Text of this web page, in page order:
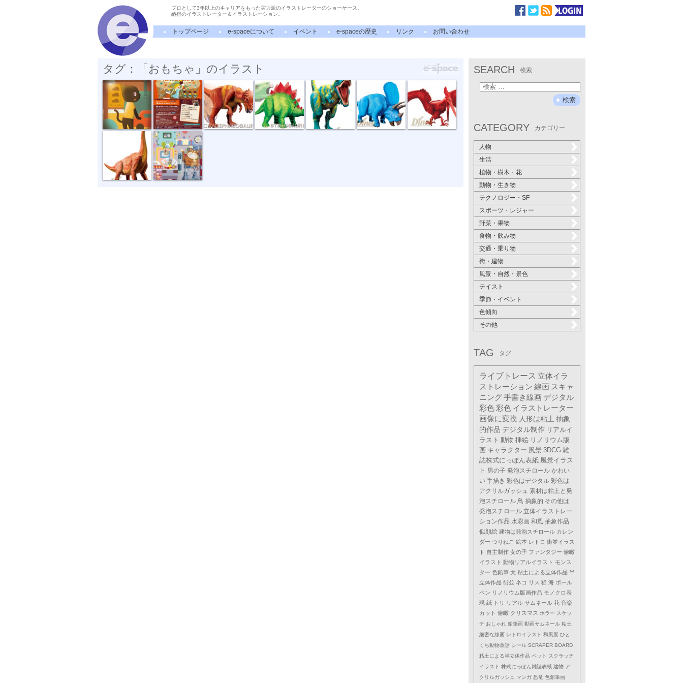
プロとして3年以上のキャリアをもった実力派のイラストレーターのショーケース。
納得のイラストレーター＆イラストレーション。
トップページ e-spaceについて イベント e-spaceの歴史 リンク お問い合わせ
タグ：「おもちゃ」のイラスト
ぼくのへや ... ニューイヤー... BANDAI ワイ... BANDAI ワイ... BANDAI ワイ...
BANDAI ワイ... おもちゃ工場
SEARCH 検索
CATEGORY カテゴリー
人物
生活
植物・樹木・花
動物・生き物
テクノロジー・SF
スポーツ・レジャー
野菜・果物
食物・飲み物
交通・乗り物
街・建物
風景・自然・景色
テイスト
季節・イベント
色傾向
その他
TAG タグ
ライブトレース 立体イラ
ストレーション 線画 スキャ
ニング手書き線画 デジタル
彩色彩色 イラストレーター
画像に変換 人形は粘土 抽象
的作品 デジタル制作 リアルイ
ラスト 動物 挿絵 リノリウム版
画 キャラクター 風景 3DCG 雑
誌株式にっぽん表紙 風景イラス
ト 男の子 発泡スチロール かわい
い 手描き 彩色はデジタル 彩色は
アクリルガッシュ 素材は粘土と発
泡スチロール 鳥 抽象的 その他は
発泡スチロール 立体イラストレー
ション作品 水彩画 和風 抽象作品
似顔絵 建物は発泡スチロール カレン
ダー つりねこ 絵本 レトロ 街並イラス
ト 自主制作 女の子 ファンタジー 俯瞰
イラスト 動物リアルイラスト モンス
ター 色鉛筆 犬 粘土による立体作品 半
立体作品 街並 ネコ リス 猫 海 ボール
ペン リノリウム版画作品 モノクロ表
現 紙 トリ リアル サムネール 花 音楽
カット 俯瞰 クリスマス ホラー スケッ
チ おしゃれ 鉛筆画 動画サムネール 粘土
細密な線画 レトロイラスト 和風景 ひと
くち動物童話 シール SCRAPER BOARD
粘土による半立体作品 ペット
スクラッチ
イラスト 株式にっぽん雑誌表紙 建物 ア
クリルガッシュ
マンガ 恐竜 色鉛筆画